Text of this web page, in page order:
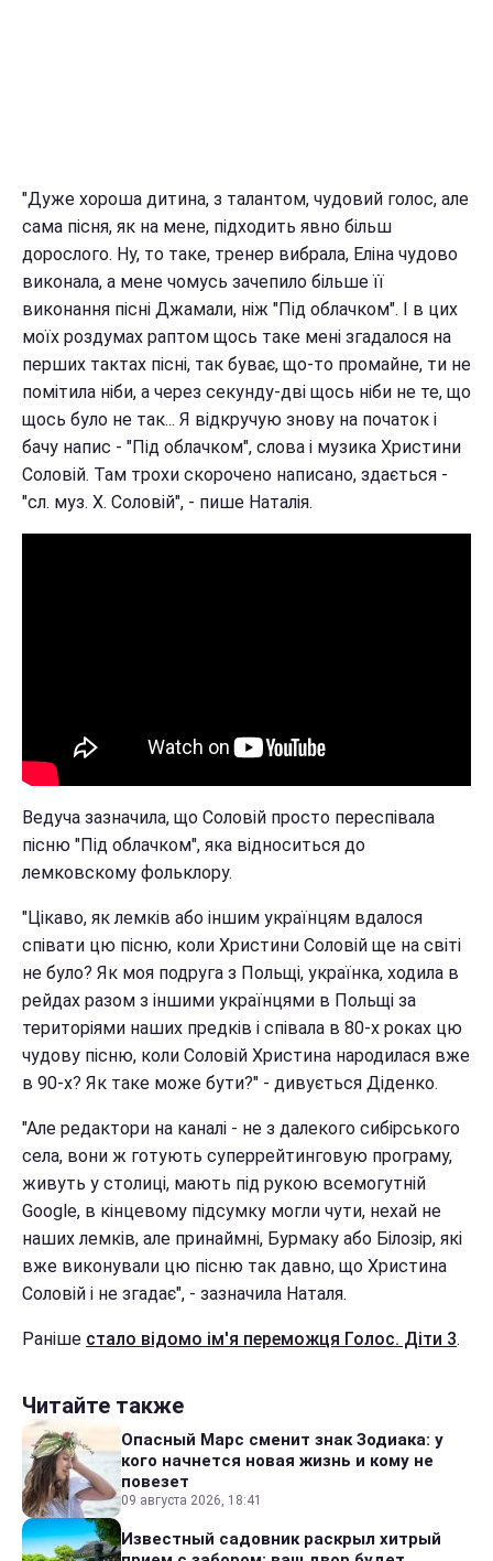
"Дуже хороша дитина, з талантом, чудовий голос, але
сама пісня, як на мене, підходить явно більш
дорослого. Ну, то таке, тренер вибрала, Еліна чудово
виконала, а мене чомусь зачепило більше її
виконання пісні Джамали, ніж "Під облачком". І в цих
моїх роздумах раптом щось таке мені згадалося на
перших тактах пісні, так буває, що-то промайне, ти не
помітила ніби, а через секунду-дві щось ніби не те, що
щось було не так... Я відкручую знову на початок і
бачу напис - "Під облачком", слова і музика Христини
Соловій. Там трохи скорочено написано, здається -
"сл. муз. Х. Соловій", - пише Наталія.
Ведуча зазначила, що Соловій просто переспівала
пісню "Під облачком", яка відноситься до
лемковскому фольклору.
"Цікаво, як лемків або іншим українцям вдалося
співати цю пісню, коли Христини Соловій ще на світі
не було? Як моя подруга з Польщі, українка, ходила в
рейдах разом з іншими українцями в Польщі за
територіями наших предків і співала в 80-х роках цю
чудову пісню, коли Соловій Христина народилася вже
в 90-х? Як таке може бути?" - дивується Діденко.
"Але редактори на каналі - не з далекого сибірського
села, вони ж готують суперрейтинговую програму,
живуть у столиці, мають під рукою всемогутній
Google, в кінцевому підсумку могли чути, нехай не
наших лемків, але принаймні, Бурмаку або Білозір, які
вже виконували цю пісню так давно, що Христина
Соловій і не згадає", - зазначила Наталя.
Раніше стало відомо ім'я переможця Голос. Діти 3.
Читайте также
Опасный Марс сменит знак Зодиака: у
кого начнется новая жизнь и кому не
повезет
09 августа 2026, 18:41
Известный садовник раскрыл хитрый